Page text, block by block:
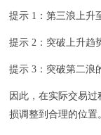
提示 1：第三浪上升
提示 2：突破上升趋
提示 3：突破第二浪
因此，在实际交易
损调整到合理的位置